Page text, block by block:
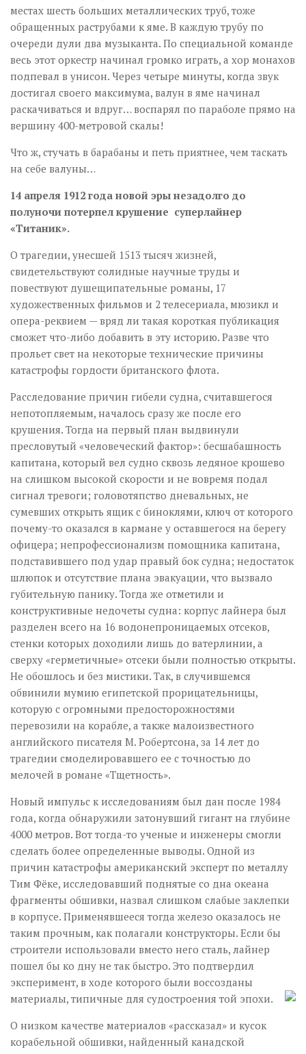
местах шесть больших металлических труб, тоже
обращенных раструбами к яме. В каждую трубу по
очереди дули два музыканта. По специальной команде
весь этот оркестр начинал громко играть, а хор монахов
подпевал в унисон. Через четыре минуты, когда звук
достигал своего максимума, валун в яме начинал
раскачиваться и вдруг… воспарял по параболе прямо на
вершину 400-метровой скалы!
Что ж, стучать в барабаны и петь приятнее, чем таскать
на себе валуны…
14 апреля 1912 года новой эры незадолго до
полуночи потерпел крушение суперлайнер
«Титаник».
О трагедии, унесшей 1513 тысяч жизней,
свидетельствуют солидные научные труды и
повествуют душещипательные романы, 17
художественных фильмов и 2 телесериала, мюзикл и
опера-реквием — вряд ли такая короткая публикация
сможет что-либо добавить в эту историю. Разве что
прольет свет на некоторые технические причины
катастрофы гордости британского флота.
Расследование причин гибели судна, считавшегося
непотопляемым, началось сразу же после его
крушения. Тогда на первый план выдвинули
пресловутый «человеческий фактор»: бесшабашность
капитана, который вел судно сквозь ледяное крошево
на слишком высокой скорости и не вовремя подал
сигнал тревоги; головотяпство дневальных, не
сумевших открыть ящик с биноклями, ключ от которого
почему-то оказался в кармане у оставшегося на берегу
офицера; непрофессионализм помощника капитана,
подставившего под удар правый бок судна; недостаток
шлюпок и отсутствие плана эвакуации, что вызвало
губительную панику. Тогда же отметили и
конструктивные недочеты судна: корпус лайнера был
разделен всего на 16 водонепроницаемых отсеков,
стенки которых доходили лишь до ватерлинии, а
сверху «герметичные» отсеки были полностью открыты.
Не обошлось и без мистики. Так, в случившемся
обвинили мумию египетской прорицательницы,
которую с огромными предосторожностями
перевозили на корабле, а также малоизвестного
английского писателя М. Робертсона, за 14 лет до
трагедии смоделировавшего ее с точностью до
мелочей в романе «Тщетность».
Новый импульс к исследованиям был дан после 1984
года, когда обнаружили затонувший гигант на глубине
4000 метров. Вот тогда-то ученые и инженеры смогли
сделать более определенные выводы. Одной из
причин катастрофы американский эксперт по металлу
Тим Фёке, исследовавший поднятые со дна океана
фрагменты обшивки, назвал слишком слабые заклепки
в корпусе. Применявшееся тогда железо оказалось не
таким прочным, как полагали конструкторы. Если бы
строители использовали вместо него сталь, лайнер
пошел бы ко дну не так быстро. Это подтвердил
эксперимент, в ходе которого были воссозданы
материалы, типичные для судостроения той эпохи.
О низком качестве материалов «рассказал» и кусок
корабельной обшивки, найденный канадской